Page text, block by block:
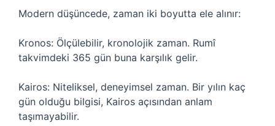
Modern düşüncede, zaman iki boyutta ele alınır:
Kronos: Ölçülebilir, kronolojik zaman. Rumî
takvimdeki 365 gün buna karşılık gelir.
Kairos: Niteliksel, deneyimsel zaman. Bir yılın kaç
gün olduğu bilgisi, Kairos açısından anlam
taşımayabilir.